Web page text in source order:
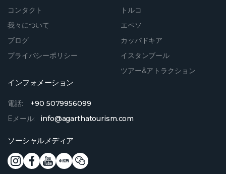
コンタクト
我々について
ブログ
プライバシーポリシー
トルコ
エペソ
カッパドキア
イスタンブール
ツアー&アトラクション
インフォメーション
電話:
+90 5079956099
Eメール:
info@agarthatourism.com
ソーシャルメディア